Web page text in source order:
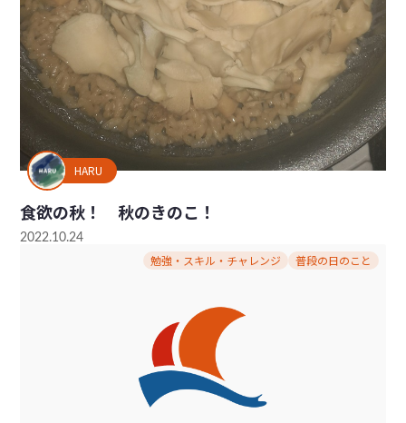
HARU
食欲の秋！ 秋のきのこ！
2022.10.24
勉強・スキル・チャレンジ 普段の日のこと